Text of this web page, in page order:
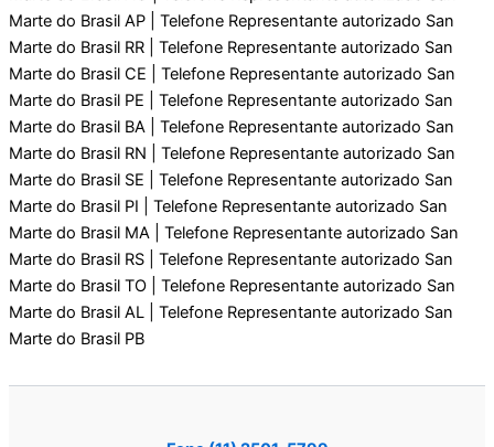
Marte do Brasil AP | Telefone Representante autorizado San
Marte do Brasil RR | Telefone Representante autorizado San
Marte do Brasil CE | Telefone Representante autorizado San
Marte do Brasil PE | Telefone Representante autorizado San
Marte do Brasil BA | Telefone Representante autorizado San
Marte do Brasil RN | Telefone Representante autorizado San
Marte do Brasil SE | Telefone Representante autorizado San
Marte do Brasil PI | Telefone Representante autorizado San
Marte do Brasil MA | Telefone Representante autorizado San
Marte do Brasil RS | Telefone Representante autorizado San
Marte do Brasil TO | Telefone Representante autorizado San
Marte do Brasil AL | Telefone Representante autorizado San
Marte do Brasil PB